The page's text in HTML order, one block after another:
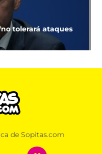
tolerará ataques
de Sopitas.com